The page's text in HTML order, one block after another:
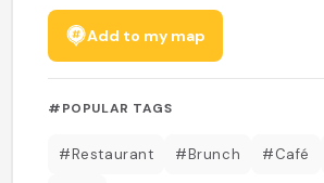
Add to my map
#POPULAR TAGS
#Restaurant #Brunch #Café